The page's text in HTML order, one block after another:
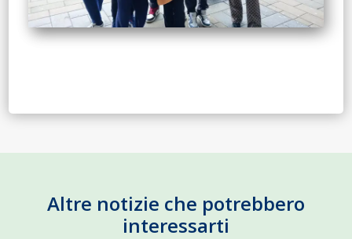
Altre notizie che potrebbero
interessarti